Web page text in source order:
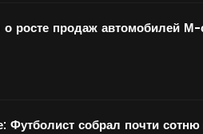
росте продаж автомобилей
Футболист собрал почти